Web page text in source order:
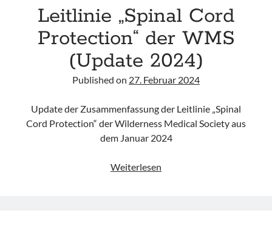
WSES
&
EANS
Leitlinie „Spinal Cord
Protection“ der WMS
(Update 2024)
Published on 27. Februar 2024
Update der Zusammenfassung der Leitlinie „Spinal
Cord Protection“ der Wilderness Medical Society aus
dem Januar 2024
Weiterlesen